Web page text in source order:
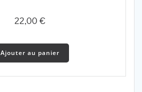
22,00 €
Ajouter au panier